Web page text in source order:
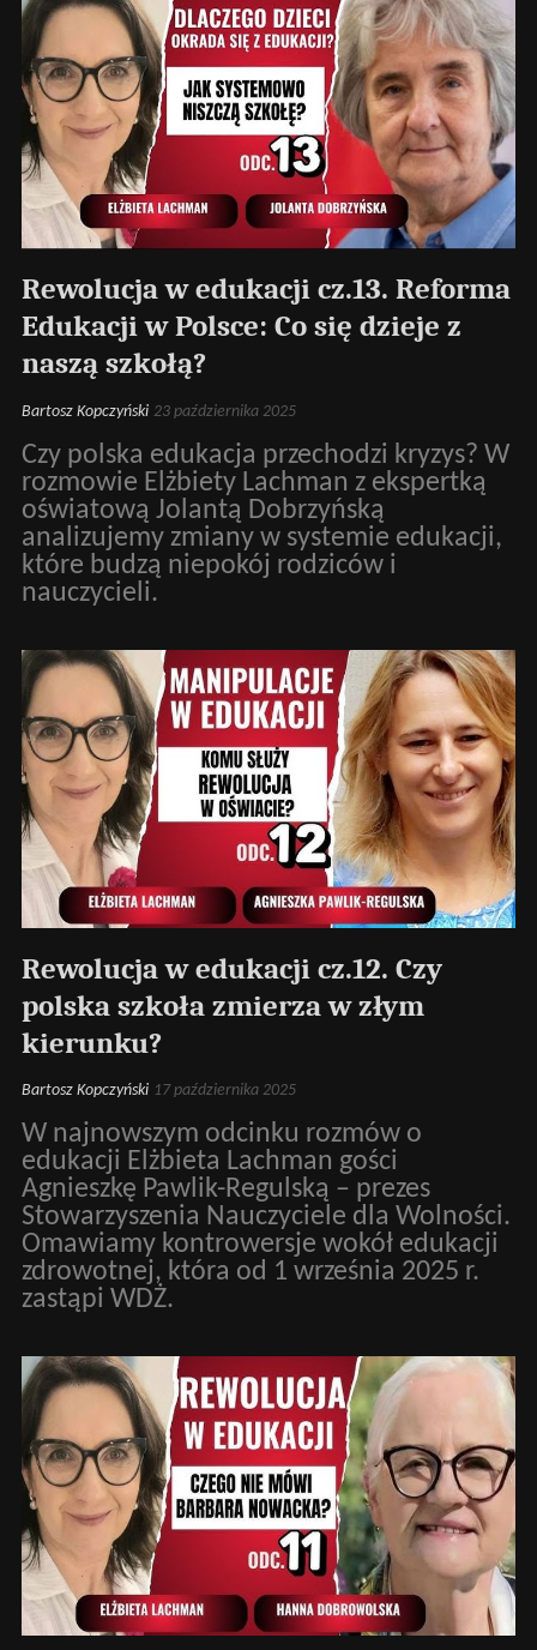
Rewolucja w edukacji cz.13. Reforma
Edukacji w Polsce: Co się dzieje z
naszą szkołą?
Bartosz Kopczyński 23 października 2025
Czy polska edukacja przechodzi kryzys? W
rozmowie Elżbiety Lachman z ekspertką
oświatową Jolantą Dobrzyńską
analizujemy zmiany w systemie edukacji,
które budzą niepokój rodziców i
nauczycieli.
Rewolucja w edukacji cz.12. Czy
polska szkoła zmierza w złym
kierunku?
Bartosz Kopczyński 17 października 2025
W najnowszym odcinku rozmów o
edukacji Elżbieta Lachman gości
Agnieszkę Pawlik-Regulską – prezes
Stowarzyszenia Nauczyciele dla Wolności.
Omawiamy kontrowersje wokół edukacji
zdrowotnej, która od 1 września 2025 r.
zastąpi WDŻ.